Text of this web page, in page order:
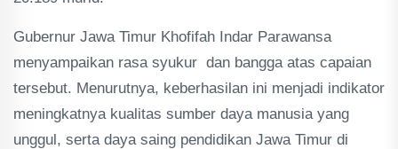
Gubernur Jawa Timur Khofifah Indar Parawansa
menyampaikan rasa syukur dan bangga atas capaian
tersebut. Menurutnya, keberhasilan ini menjadi indikator
meningkatnya kualitas sumber daya manusia yang
unggul, serta daya saing pendidikan Jawa Timur di